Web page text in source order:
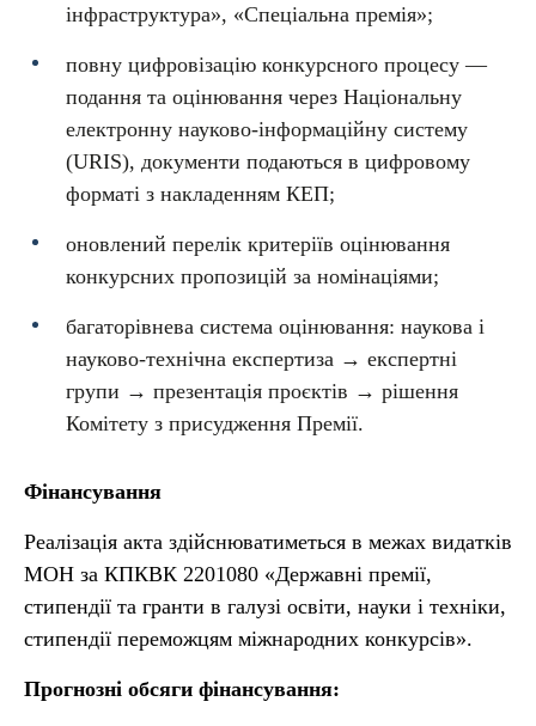
інфраструктура», «Спеціальна премія»;
повну цифровізацію конкурсного процесу —
подання та оцінювання через Національну
електронну науково-інформаційну систему
(URIS), документи подаються в цифровому
форматі з накладенням КЕП;
оновлений перелік критеріїв оцінювання
конкурсних пропозицій за номінаціями;
багаторівнева система оцінювання: наукова і
науково-технічна експертиза → експертні
групи → презентація проєктів → рішення
Комітету з присудження Премії.
Фінансування
Реалізація акта здійснюватиметься в межах видатків
МОН за КПКВК 2201080 «Державні премії,
стипендії та гранти в галузі освіти, науки і техніки,
стипендії переможцям міжнародних конкурсів».
Прогнозні обсяги фінансування: